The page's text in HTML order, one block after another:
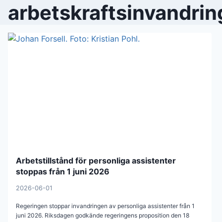
Arbetstillstånd för personliga assistenter
stoppas från 1 juni 2026
2026-06-01
Regeringen stoppar invandringen av personliga assistenter från 1
juni 2026. Riksdagen godkände regeringens proposition den 18